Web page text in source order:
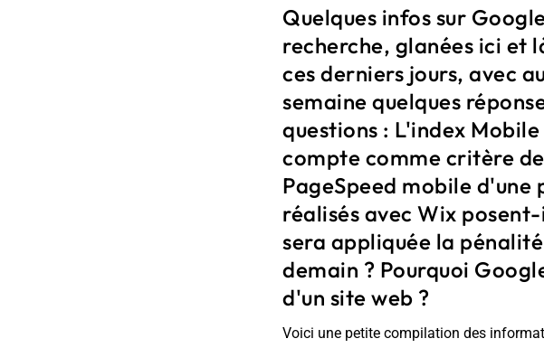
Formation SEO & GEO - Edition 2026
Quelques infos sur
recherche, glanées ici et
ces derniers jours, avec
semaine quelques
questions : L'index
compte comme critère
PageSpeed mobile d'une
réalisés avec Wix
sera appliquée la
demain ? Pourquoi
d'un site web ?
Voici une petite compilation des